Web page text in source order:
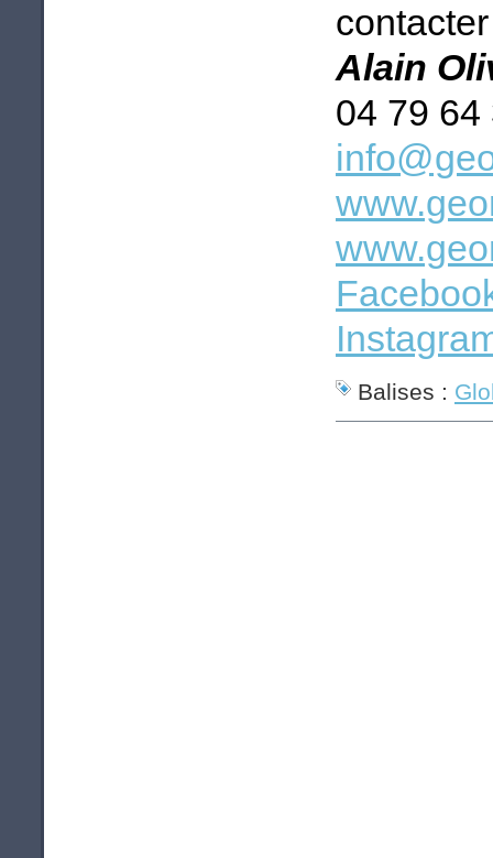
Alain
04 79 64
Balises :